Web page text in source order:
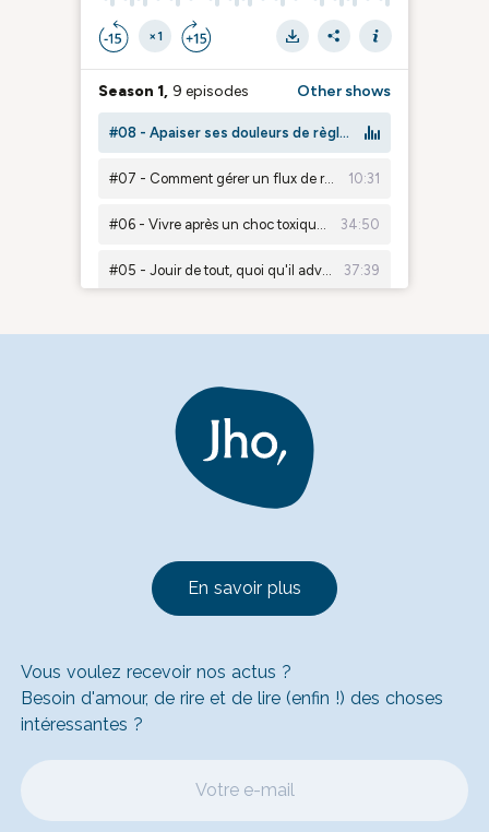
En savoir plus
Vous voulez recevoir nos actus ?
Besoin d'amour, de rire et de lire (enfin !) des choses
intéressantes ?